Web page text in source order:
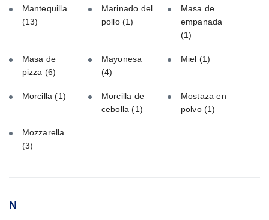
Mantequilla
(13)
Marinado del
pollo (1)
Masa de
empanada
(1)
Masa de
pizza (6)
Mayonesa
(4)
Miel (1)
Morcilla(1)
Morcilla de
cebolla(1)
Mostaza en
polvo(1)
Mozzarella
(3)
N